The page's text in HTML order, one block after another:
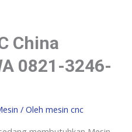
China
0821-3246-
/ Olehmesin cnc